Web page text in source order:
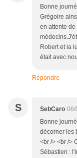
Bonne
Grégoire
en attente
Robert et la
était avec
Répondre
S SebCaro 06/
Bonne
décorner les
<br /> <br />
Sébastien :